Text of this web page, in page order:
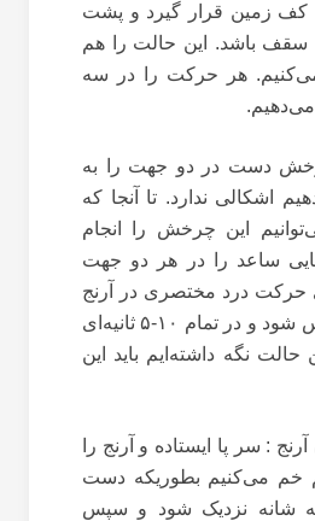
زمین قرار گیرد و پشت
باشد. این حالت را هم
می‌کنیم. هر حرکت را در سه
دست در دو جهت را به
اشکالی ندارد. تا آنجا که
این چرخش را انجام
ساعد را در هر دو جهت
حرکت درد مختصری در آرنج
یا مچ دست احساس شود و در تمام ۱۰-۵ ثانیه‌ای
نگه داشته‌ایم باید این
: سر پا ایستاده و آرنج را
خم می‌کنیم بطوریکه دست
شانه نزدیک شود و سپس